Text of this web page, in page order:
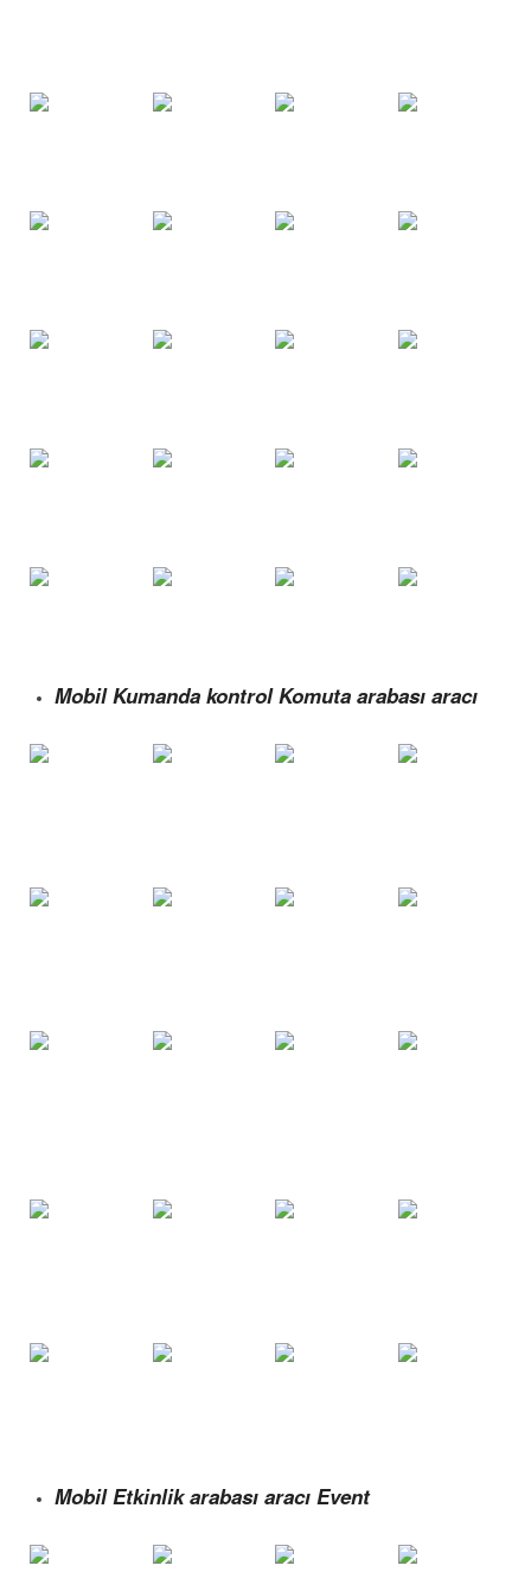
Mobil Kumanda kontrol Komuta arabası aracı
Mobil Etkinlik arabası aracı Event